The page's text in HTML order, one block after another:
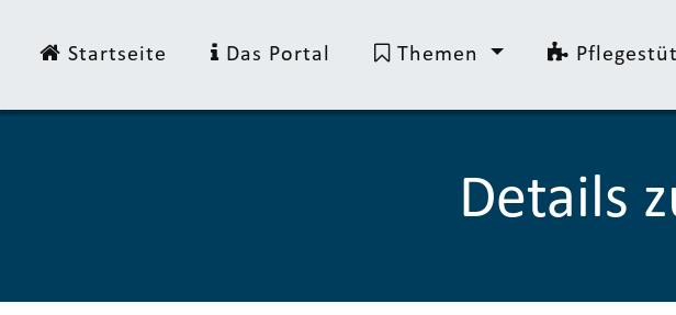
Startseite Das Portal Themen
Details